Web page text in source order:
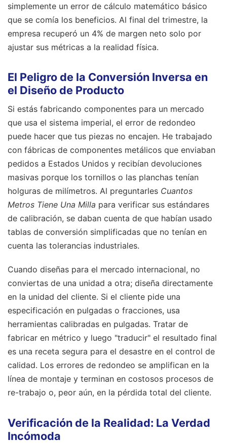
simplemente un error de cálculo matemático básico
que se comía los beneficios. Al final del trimestre, la
empresa recuperó un 4% de margen neto solo por
ajustar sus métricas a la realidad física.
El Peligro de la Conversión Inversa en
el Diseño de Producto
Si estás fabricando componentes para un mercado
que usa el sistema imperial, el error de redondeo
puede hacer que tus piezas no encajen. He trabajado
con fábricas de componentes metálicos que enviaban
pedidos a Estados Unidos y recibían devoluciones
masivas porque los tornillos o las planchas tenían
holguras de milímetros. Al preguntarles Cuantos
Metros Tiene Una Milla para verificar sus estándares
de calibración, se daban cuenta de que habían usado
tablas de conversión simplificadas que no tenían en
cuenta las tolerancias industriales.
Cuando diseñas para el mercado internacional, no
conviertas de una unidad a otra; diseña directamente
en la unidad del cliente. Si el cliente pide una
especificación en pulgadas o fracciones, usa
herramientas calibradas en pulgadas. Tratar de
fabricar en métrico y luego "traducir" el resultado final
es una receta segura para el desastre en el control de
calidad. Los errores de redondeo se amplifican en la
línea de montaje y terminan en costosos procesos de
re-trabajo o, peor aún, en la pérdida total del cliente.
Verificación de la Realidad: La Verdad
Incómoda